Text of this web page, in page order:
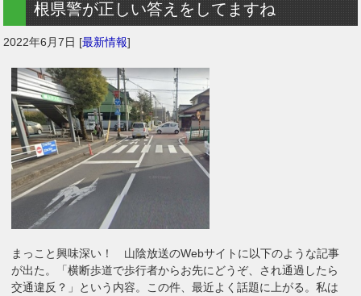
根県警が正しい答えをしてますね
2022年6月7日 [最新情報]
まっこと興味深い！ 山陰放送のWebサイトに以下のような記事
が出た。「横断歩道で歩行者からお先にどうぞ、され通過したら
交通違反？」という内容。この件、最近よく話題に上がる。私は